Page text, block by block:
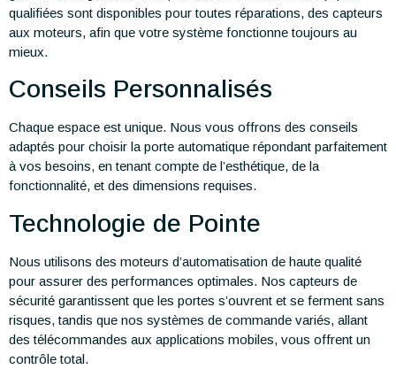
qualifiées sont disponibles pour toutes réparations, des capteurs
aux moteurs, afin que votre système fonctionne toujours au
mieux.
Conseils Personnalisés
Chaque espace est unique. Nous vous offrons des conseils
adaptés pour choisir la porte automatique répondant parfaitement
à vos besoins, en tenant compte de l’esthétique, de la
fonctionnalité, et des dimensions requises.
Technologie de Pointe
Nous utilisons des moteurs d’automatisation de haute qualité
pour assurer des performances optimales. Nos capteurs de
sécurité garantissent que les portes s’ouvrent et se ferment sans
risques, tandis que nos systèmes de commande variés, allant
des télécommandes aux applications mobiles, vous offrent un
contrôle total.